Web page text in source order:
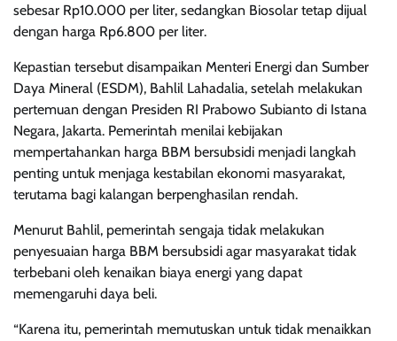
sebesar Rp10.000 per liter, sedangkan Biosolar tetap dijual
dengan harga Rp6.800 per liter.
Kepastian tersebut disampaikan Menteri Energi dan Sumber
Daya Mineral (ESDM), Bahlil Lahadalia, setelah melakukan
pertemuan dengan Presiden RI Prabowo Subianto di Istana
Negara, Jakarta. Pemerintah menilai kebijakan
mempertahankan harga BBM bersubsidi menjadi langkah
penting untuk menjaga kestabilan ekonomi masyarakat,
terutama bagi kalangan berpenghasilan rendah.
Menurut Bahlil, pemerintah sengaja tidak melakukan
penyesuaian harga BBM bersubsidi agar masyarakat tidak
terbebani oleh kenaikan biaya energi yang dapat
memengaruhi daya beli.
“Karena itu, pemerintah memutuskan untuk tidak menaikkan